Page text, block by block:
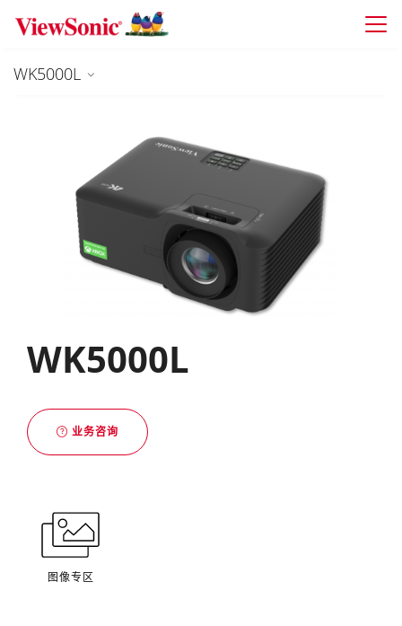
Skip to main content
WK5000L
WK5000L
业务咨询
图像专区